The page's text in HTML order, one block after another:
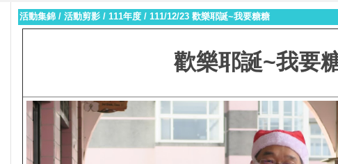
活動集錦/ 活動剪影/ 111年度/ 111/12/23 歡樂耶誕~我要糖糖
歡樂耶誕~我要